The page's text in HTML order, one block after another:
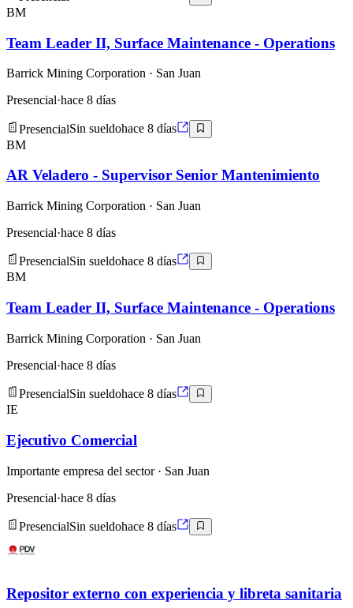
BM
Team Leader II, Surface Maintenance - Operations
Barrick Mining Corporation · San Juan
Presencial·hace 8 días
PresencialSin sueldohace 8 días
BM
AR Veladero - Supervisor Senior Mantenimiento
Barrick Mining Corporation · San Juan
Presencial·hace 8 días
PresencialSin sueldohace 8 días
BM
Team Leader II, Surface Maintenance - Operations
Barrick Mining Corporation · San Juan
Presencial·hace 8 días
PresencialSin sueldohace 8 días
IE
Ejecutivo Comercial
Importante empresa del sector· San Juan
Presencial·hace 8 días
PresencialSin sueldohace 8 días
Repositor externo con experiencia y libreta sanitaria